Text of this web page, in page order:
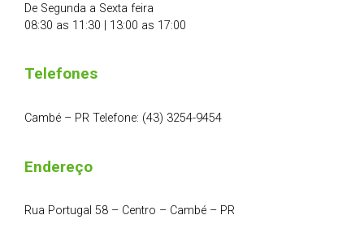
De Segunda a Sexta feira
08:30 as 11:30 | 13:00 as 17:00
Telefones
Cambé – PR Telefone: (43) 3254-9454
Endereço
Rua Portugal 58 – Centro – Cambé – PR